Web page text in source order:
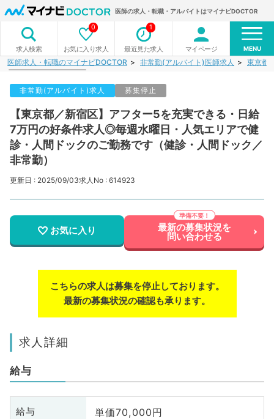
医師の求人・転職・アルバイトはマイナビDOCTOR
求人検索 お気に入り求人
0
最近見た求人
1
マイページ MENU
医師求人・転職のマイナビDOCTOR 非常勤(アルバイト)医師求人 東京都
非常勤(アルバイト)求人 募集停止
【東京都／新宿区】アフター5を充実できる・日給
7万円の好条件求人◎毎週水曜日・人気エリアで健
診・人間ドックのご勤務です（健診・人間ドック／
非常勤）
更新日 : 2025/09/03求人No : 614923
お気に入り 最新の募集状況を
問い合わせる
こちらの求人は募集を停止しております。
最新の募集状況の確認も承ります。
求人詳細
給与
給与 単価70,000円